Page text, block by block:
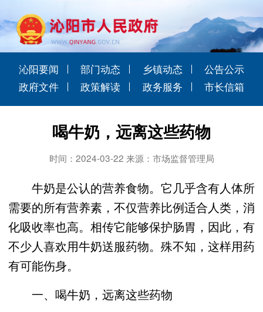
沁阳要闻 部门动态 乡镇动态
公告公示
政府文件
政策解读 政务服务 市长信箱
喝牛奶，远离这些药物
时间：2024-03-22 来源：市场监督管理局
牛奶是公认的营养食物。它几乎含有人体所
需要的所有营养素，不仅营养比例适合人类，消
化吸收率也高。相传它能够保护肠胃，因此，有
不少人喜欢用牛奶送服药物。殊不知，这样用药
有可能伤身。
一、喝牛奶，远离这些药物